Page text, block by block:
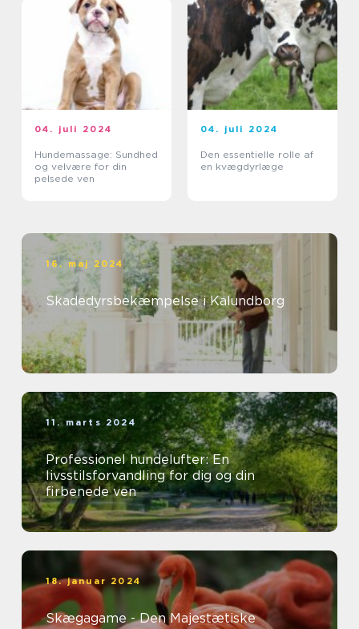
04. juli 2024
Hundemassage: Sundhed
og velvære for din
pelsede ven
04. juli 2024
Den essentielle rolle af
en kvægdyrlæge
16. maj 2024
Skadedyrsbekæmpelse i Kalundborg
11. marts 2024
Professionel hundelufter: En
livsstilsforvandling for dig og din
firbenede ven
18. januar 2024
Skægagame - Den Majestætiske